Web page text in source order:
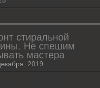
стиральной
Не спешим
мастера
2019